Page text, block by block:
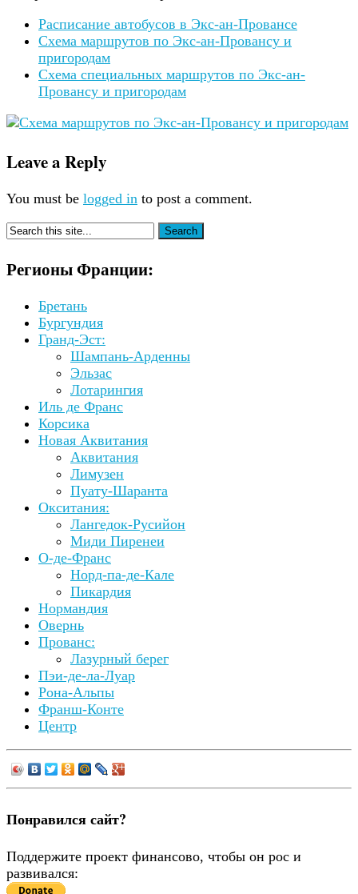
Расписание автобусов в Экс-ан-Провансе
Схема маршрутов по Экс-ан-Провансу и
пригородам
Схема специальных маршрутов по Экс-ан-
Провансу и пригородам
Leave a Reply
You must be logged in to post a comment.
Регионы Франции:
Бретань
Бургундия
Гранд-Эст:
Шампань-Арденны
Эльзас
Лотарингия
Иль де Франс
Корсика
Новая Аквитания
Аквитания
Лимузен
Пуату-Шаранта
Окситания:
Лангедок-Русийон
Миди Пиренеи
О-де-Франс
Норд-па-де-Кале
Пикардия
Нормандия
Овернь
Прованс:
Лазурный берег
Пэи-де-ла-Луар
Рона-Альпы
Франш-Конте
Центр
Понравился сайт?
Поддержите проект финансово, чтобы он рос и
развивался: